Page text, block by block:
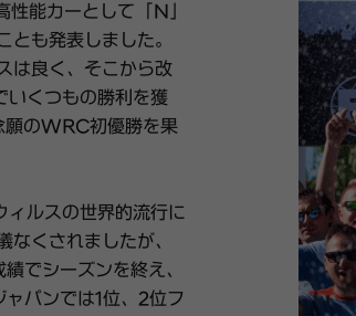
能カーとして「Ｎ」
とも発表しました。
は良く、そこから改
くつもの勝利を獲
のWRC初優勝を果
ルスの世界的流行に
なくされましたが、
でシーズンを終え、
パンでは1位、2位フ